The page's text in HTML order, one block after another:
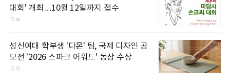
대회' 개최…10월 12일까지 접수
교육
성신여대 학부생 '다온' 팀, 국제 디자인 공
모전 '2026 스파크 어워드' 동상 수상
교육